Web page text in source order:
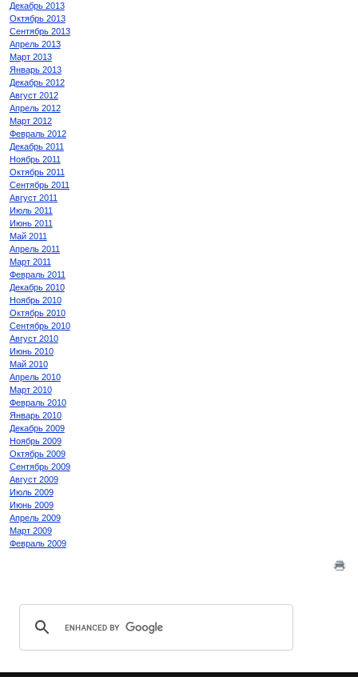
Декабрь 2013
Октябрь 2013
Сентябрь 2013
Апрель 2013
Март 2013
Январь 2013
Декабрь 2012
Август 2012
Апрель 2012
Март 2012
Февраль 2012
Декабрь 2011
Ноябрь 2011
Октябрь 2011
Сентябрь 2011
Август 2011
Июль 2011
Июнь 2011
Май 2011
Апрель 2011
Март 2011
Февраль 2011
Декабрь 2010
Ноябрь 2010
Октябрь 2010
Сентябрь 2010
Август 2010
Июнь 2010
Май 2010
Апрель 2010
Март 2010
Февраль 2010
Январь 2010
Декабрь 2009
Ноябрь 2009
Октябрь 2009
Сентябрь 2009
Август 2009
Июль 2009
Июнь 2009
Апрель 2009
Март 2009
Февраль 2009